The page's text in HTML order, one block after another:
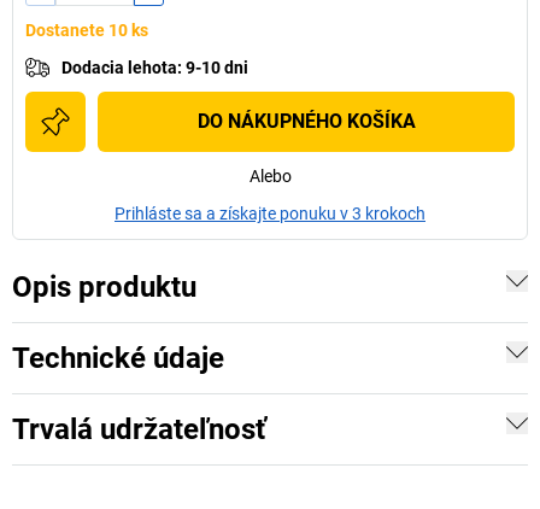
Dostanete 10 ks
Dodacia lehota: 9-10 dni
DO NÁKUPNÉHO KOŠÍKA
Alebo
Prihláste sa a získajte ponuku v 3 krokoch
Opis produktu
Technické údaje
Trvalá udržateľnosť